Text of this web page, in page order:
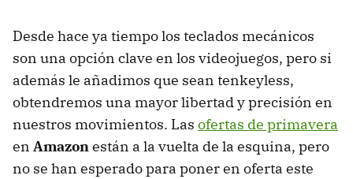
Desde hace ya tiempo los teclados mecánicos
son una opción clave en los videojuegos, pero si
además le añadimos que sean tenkeyless,
obtendremos una mayor libertad y precisión en
nuestros movimientos. Las ofertas de primavera
en Amazonestán a la vuelta de la esquina, pero
no se han esperado para poner en oferta este